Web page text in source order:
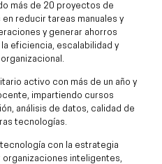
más de 20 proyectos de
reducir tareas manuales y
y generar ahorros
eficiencia, escalabilidad y
activo con más de un año y
impartiendo cursos
análisis de datos, calidad de
tecnologías.
con la estrategia
inteligentes,